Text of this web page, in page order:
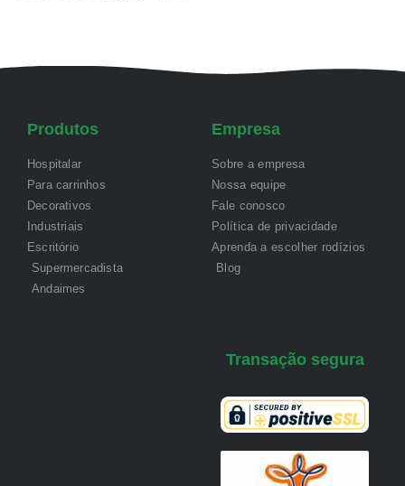
Produtos
Hospitalar
Para carrinhos
Decorativos
Industriais
Escritório
Supermercadista
Andaimes
Empresa
Sobre a empresa
Nossa equipe
Fale conosco
Política de privacidade
Aprenda a escolher rodízios
Blog
Transação segura